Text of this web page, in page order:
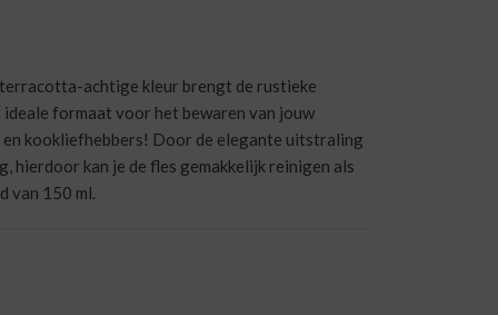
achtige kleur brengt de rustieke
formaat voor het bewaren van jouw
kookliefhebbers! Door de elegante uitstraling
hierdoor kan je de fles gemakkelijk reinigen als
van 150 ml.